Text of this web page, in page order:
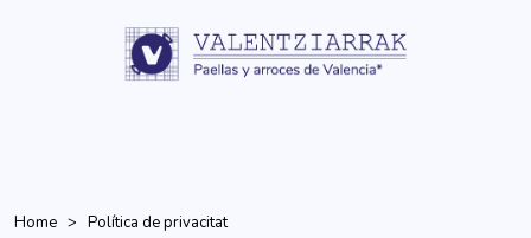
Home Política de privacitat